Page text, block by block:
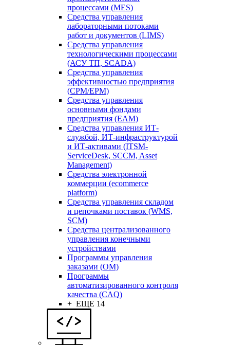
процессами (MES)
Средства управления
лабораторными потоками
работ и документов (LIMS)
Средства управления
технологическими процессами
(АСУ ТП, SCADA)
Средства управления
эффективностью предприятия
(CPM/EPM)
Средства управления
основными фондами
предприятия (EAM)
Средства управления ИТ-
службой, ИТ-инфраструктурой
и ИТ-активами (ITSM-
ServiceDesk, SCCM, Asset
Management)
Средства электронной
коммерции (ecommerce
platform)
Средства управления складом
и цепочками поставок (WMS,
SCM)
Средства централизованного
управления конечными
устройствами
Программы управления
заказами (OM)
Программы
автоматизированного контроля
качества (CAQ)
+ ЕЩЕ 14